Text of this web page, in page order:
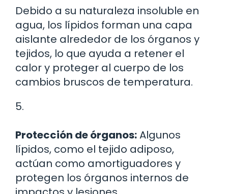
Debido a su naturaleza insoluble en
agua, los lípidos forman una capa
aislante alrededor de los órganos y
tejidos, lo que ayuda a retener el
calor y proteger al cuerpo de los
cambios bruscos de temperatura.
5.
Protección de órganos:Algunos
lípidos, como el tejido adiposo,
actúan como amortiguadores y
protegen los órganos internos de